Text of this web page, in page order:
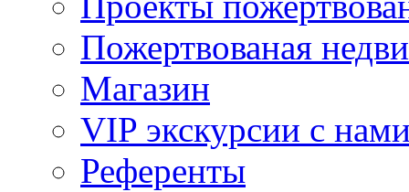
Пожертвованая
Магазин
VIP экскурсии с
Референты